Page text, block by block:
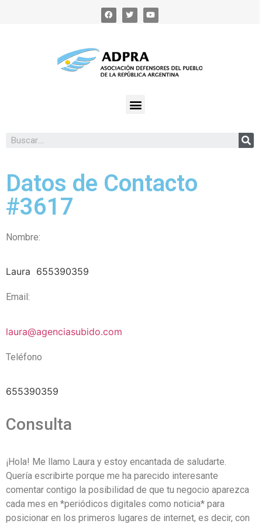
Datos de Contacto
#3617
Nombre:
Laura 655390359
Email:
laura@agenciasubido.com
Teléfono
655390359
Consulta
¡Hola! Me llamo Laura y estoy encantada de saludarte.
Quería escribirte porque me ha parecido interesante
comentar contigo la posibilidad de que tu negocio aparezca
cada mes en *periódicos digitales como noticia* para
posicionar en los primeros lugares de internet, es decir, con